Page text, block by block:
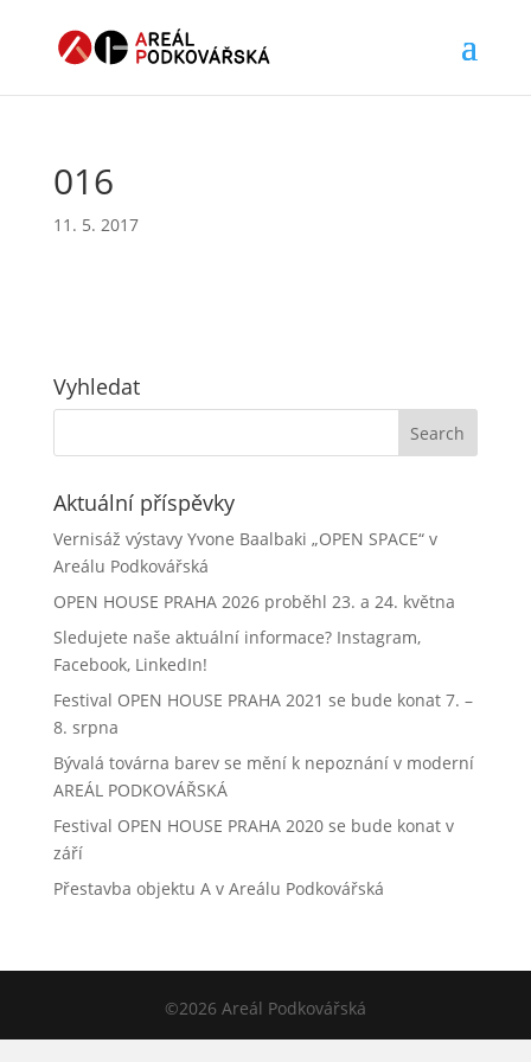
016
11. 5. 2017
Vyhledat
Aktuální příspěvky
Vernisáž výstavy Yvone Baalbaki „OPEN SPACE“ v
Areálu Podkovářská
OPEN HOUSE PRAHA 2026 proběhl 23. a 24. května
Sledujete naše aktuální informace? Instagram,
Facebook, LinkedIn!
Festival OPEN HOUSE PRAHA 2021 se bude konat 7. –
8. srpna
Bývalá továrna barev se mění k nepoznání v moderní
AREÁL PODKOVÁŘSKÁ
Festival OPEN HOUSE PRAHA 2020 se bude konat v
září
Přestavba objektu A v Areálu Podkovářská
©2026 Areál Podkovářská